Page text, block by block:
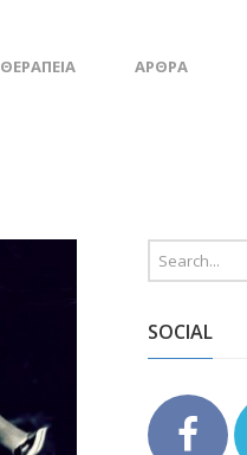
ΑΡΘΡΑ
SOCIAL